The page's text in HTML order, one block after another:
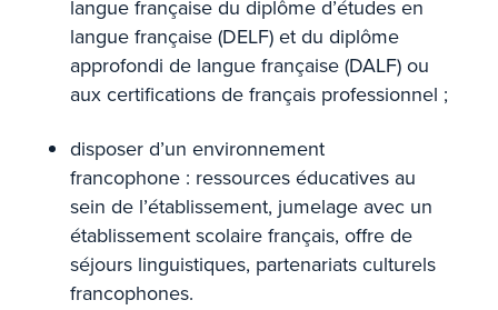
langue française du diplôme d’études en
langue française (DELF) et du diplôme
approfondi de langue française (DALF) ou
aux certifications de français professionnel ;
disposer d’un environnement
francophone : ressources éducatives au
sein de l’établissement, jumelage avec un
établissement scolaire français, offre de
séjours linguistiques, partenariats culturels
francophones.